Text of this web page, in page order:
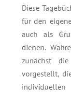
Diese
für den
auch als
dienen.
zunächst
vorgestellt,